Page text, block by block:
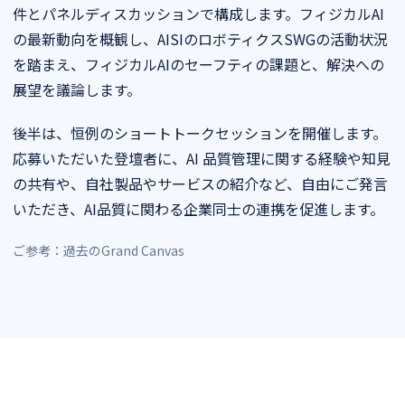
件とパネルディスカッションで構成します。フィジカルAI
の最新動向を概観し、AISIのロボティクスSWGの活動状況
を踏まえ、フィジカルAIのセーフティの課題と、解決への
展望を議論します。
後半は、恒例のショートトークセッションを開催します。
応募いただいた登壇者に、AI 品質管理に関する経験や知見
の共有や、自社製品やサービスの紹介など、自由にご発言
いただき、AI品質に関わる企業同士の連携を促進します。
ご参考： 過去のGrand Canvas